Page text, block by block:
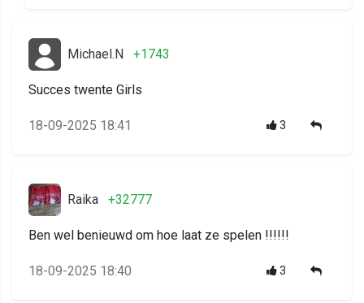
Michael.N +1743
Succes twente Girls
18-09-2025 18:41 3
Raika +32777
Ben wel benieuwd om hoe laat ze spelen !!!!!!
18-09-2025 18:40 3